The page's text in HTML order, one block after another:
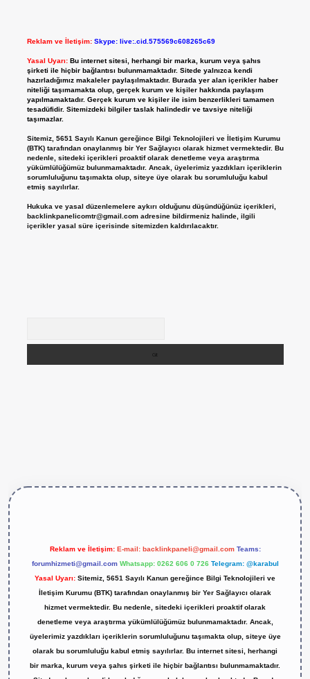
Reklam ve İletişim: Skype: live:.cid.575569c608265c69
Yasal Uyarı: Bu internet sitesi, herhangi bir marka, kurum veya şahıs
şirketi ile hiçbir bağlantısı bulunmamaktadır. Sitede yalnızca kendi
hazırladığımız makaleler paylaşılmaktadır. Burada yer alan içerikler haber
niteliği taşımamakta olup, gerçek kurum ve kişiler hakkında paylaşım
yapılmamaktadır. Gerçek kurum ve kişiler ile isim benzerlikleri tamamen
tesadüfidir. Sitemizdeki bilgiler taslak halindedir ve tavsiye niteliği
taşımazlar.
Sitemiz, 5651 Sayılı Kanun gereğince Bilgi Teknolojileri ve İletişim Kurumu
(BTK) tarafından onaylanmış bir Yer Sağlayıcı olarak hizmet vermektedir. Bu
nedenle, sitedeki içerikleri proaktif olarak denetleme veya araştırma
yükümlülüğümüz bulunmamaktadır. Ancak, üyelerimiz yazdıkları içeriklerin
sorumluluğunu taşımakta olup, siteye üye olarak bu sorumluluğu kabul
etmiş sayılırlar.
Hukuka ve yasal düzenlemelere aykırı olduğunu düşündüğünüz içerikleri,
backlinkpanelicomtr@gmail.comadresine bildirmeniz halinde, ilgili
içerikler yasal süre içerisinde sitemizden kaldırılacaktır.
Reklam ve İletişim: E-mail: backlinkpaneli@gmail.com Teams:
forumhizmeti@gmail.com Whatsapp: 0262 606 0 726 Telegram: @karabul
Yasal Uyarı: Sitemiz, 5651 Sayılı Kanun gereğince Bilgi Teknolojileri ve
İletişim Kurumu (BTK) tarafından onaylanmış bir Yer Sağlayıcı olarak
hizmet vermektedir. Bu nedenle, sitedeki içerikleri proaktif olarak
denetleme veya araştırma yükümlülüğümüz bulunmamaktadır. Ancak,
üyelerimiz yazdıkları içeriklerin sorumluluğunu taşımakta olup, siteye üye
olarak bu sorumluluğu kabul etmiş sayılırlar. Bu internet sitesi, herhangi
bir marka, kurum veya şahıs şirketi ile hiçbir bağlantısı bulunmamaktadır.